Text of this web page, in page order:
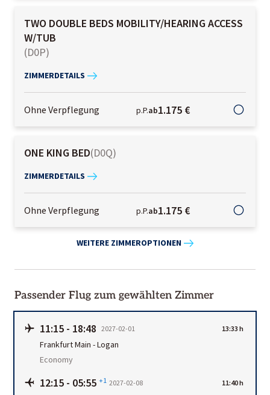
TWO DOUBLE BEDS MOBILITY/HEARING ACCESS
W/TUB
(D0P)
ZIMMERDETAILS
Ohne Verpflegung p.P.ab1.175 €
ONE KING BED(D0Q)
ZIMMERDETAILS
Ohne Verpflegung p.P.ab1.175 €
WEITERE ZIMMEROPTIONEN
Passender Flug zum gewählten Zimmer
11:15 - 18:48 2027-02-01 13:33 h
Frankfurt Main -Logan
Economy
12:15 - 05:55 +1 2027-02-08 11:40 h